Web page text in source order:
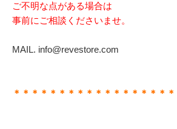
ご不明な点がある場合は
事前にご相談くださいませ。
MAIL. info@revestore.com
＊＊＊＊＊＊＊＊＊＊＊＊＊＊＊＊＊＊